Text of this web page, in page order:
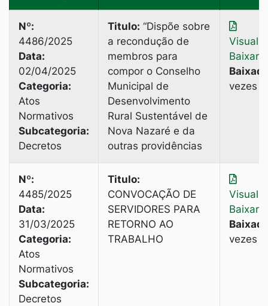
Nº:
4486/2025
Data:
02/04/2025
Categoria:
Atos
Normativos
Subcategoria:
Decretos
Titulo: “Dispõe sobre
a recondução de
membros para
compor o Conselho
Municipal de
Desenvolvimento
Rural Sustentável de
Nova Nazaré e da
outras providências
Baixar
vezes
Nº:
4485/2025
Data:
31/03/2025
Categoria:
Atos
Normativos
Subcategoria:
Decretos
Titulo:
CONVOCAÇÃO DE
SERVIDORES PARA
RETORNO AO
TRABALHO
Baixar
vezes